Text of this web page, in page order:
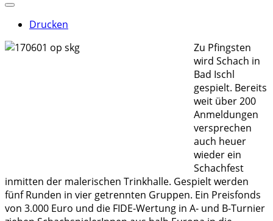
Drucken
Zu Pfingsten
wird Schach in
Bad Ischl
gespielt. Bereits
weit über 200
Anmeldungen
versprechen
auch heuer
wieder ein
Schachfest
inmitten der malerischen Trinkhalle. Gespielt werden
fünf Runden in vier getrennten Gruppen. Ein Preisfonds
von 3.000 Euro und die FIDE-Wertung in A- und B-Turnier